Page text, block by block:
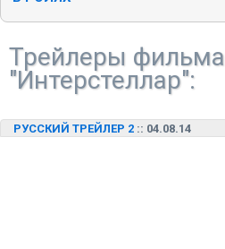
Трейлеры фильма
"Интерстеллар":
РУССКИЙ ТРЕЙЛЕР 2 :: 04.08.14